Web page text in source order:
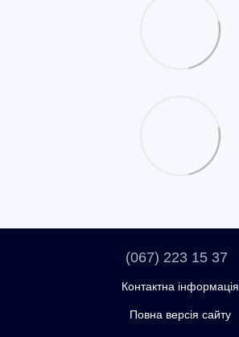
(067) 223 15 37
Контактна інформація
Повна версія сайту